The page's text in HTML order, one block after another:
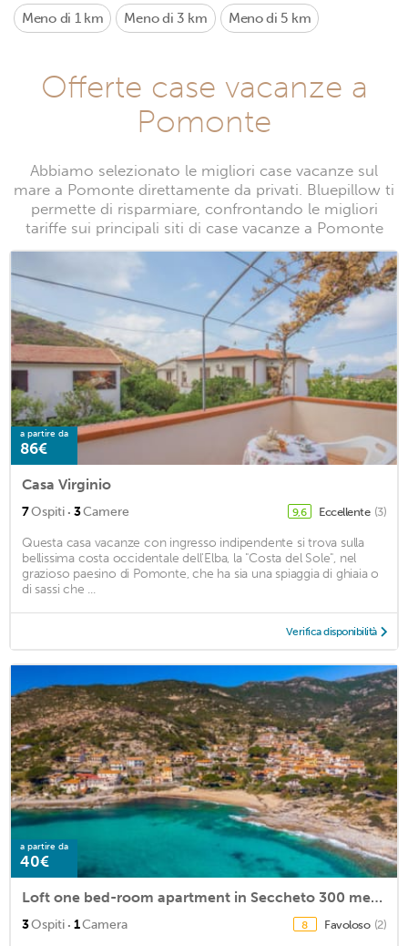
Meno di 1 km Meno di 3 km Meno di 5 km
Offerte case vacanze a
Pomonte
Abbiamo selezionato le migliori case vacanze sul
mare a Pomonte direttamente da privati. Bluepillow ti
permette di risparmiare, confrontando le migliori
tariffe sui principali siti di case vacanze a Pomonte
a partire da
86€
Casa Virginio
7Ospiti · 3Camere 9,6 Eccellente (3)
Questa casa vacanze con ingresso indipendente si trova sulla
bellissima costa occidentale dell'Elba, la "Costa del Sole", nel
grazioso paesino di Pomonte, che ha sia una spiaggia di ghiaia o
di sassi che ...
Verifica disponibilità
a partire da
40€
Loft one bed-room apartment in Seccheto 300 meters from the sea
3Ospiti · 1Camera 8 Favoloso (2)